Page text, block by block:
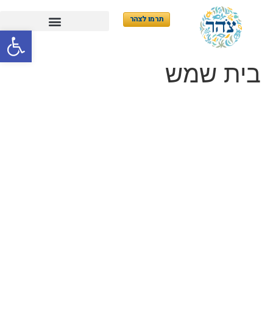
פתח
תרמו לצהר
בית שמש